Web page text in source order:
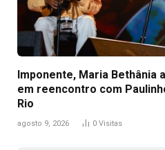
Imponente, Maria Bethânia
em reencontro com
Rio
agosto 9, 2026 0 Visitas